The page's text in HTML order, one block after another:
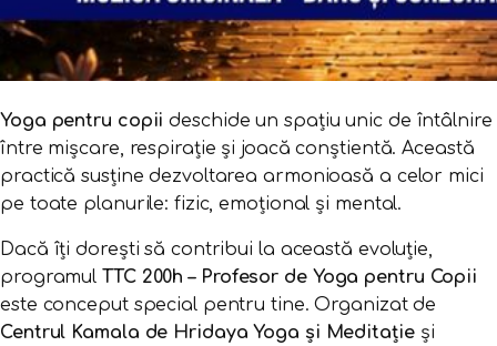
Yoga pentru copii deschide un spațiu unic de întâlnire
între mișcare, respirație și joacă conștientă. Această
practică susține dezvoltarea armonioasă a celor mici
pe toate planurile: fizic, emoțional și mental.
Dacă îți dorești să contribui la această evoluție,
programulTTC 200h – Profesor de Yoga pentru Copii
este conceput special pentru tine. Organizat de
Centrul Kamala de Hridaya Yoga și Meditațieși